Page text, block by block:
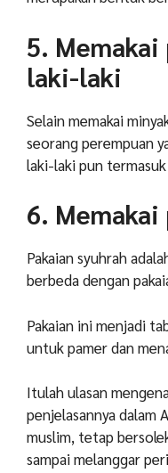
5.
laki-laki
Selain memakai
seorang perempuan
laki-laki pun
6. Memakai
Pakaian syuhrah
berbeda dengan
Pakaian ini menjadi
untuk pamer dan
Itulah ulasan
penjelasannya dalam
muslim, tetap
sampai melanggar